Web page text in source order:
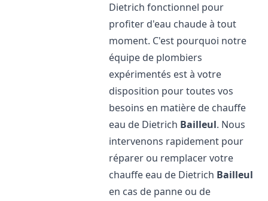
Dietrich fonctionnel pour
profiter d'eau chaude à tout
moment. C'est pourquoi notre
équipe de plombiers
expérimentés est à votre
disposition pour toutes vos
besoins en matière de chauffe
eau de Dietrich Bailleul. Nous
intervenons rapidement pour
réparer ou remplacer votre
chauffe eau de Dietrich Bailleul
en cas de panne ou de